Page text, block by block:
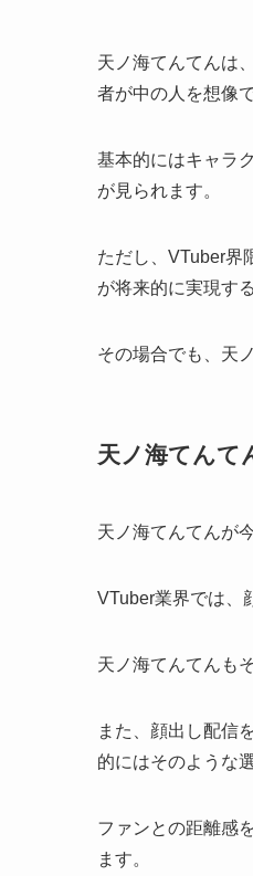
天ノ海てんてんは
者が中の人を想像
基本的にはキャラ
が見られます。
ただし、VTuber界
が将来的に実現す
その場合でも、天
天ノ海てんて
天ノ海てんてんが
VTuber業界では、
天ノ海てんてんも
また、顔出し配信
的にはそのような
ファンとの距離感
ます。